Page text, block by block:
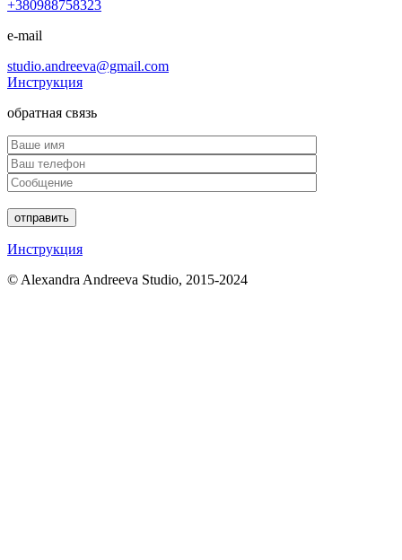
+380988758323
e-mail
studio.andreeva@gmail.com
Инструкция
обратная связь
отправить
Инструкция
© Alexandra Andreeva Studio, 2015-2024